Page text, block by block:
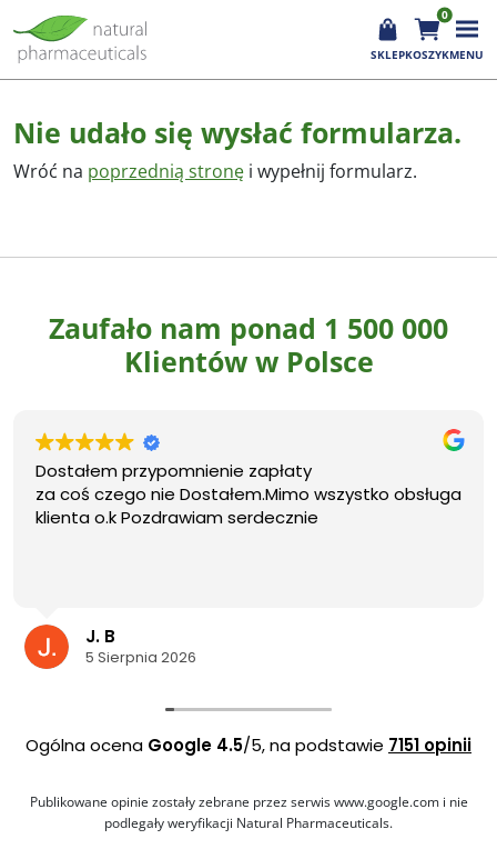
SKLEP
0
KOSZYKMENU
Nie udało się wysłać formularza.
Wróć na poprzednią stronę i wypełnij formularz.
Zaufało nam ponad 1 500 000
Klientów w Polsce
Dostałem przypomnienie zapłaty
za coś czego nie Dostałem.Mimo wszystko obsługa
klienta o.k Pozdrawiam serdecznie
J. B
5 Sierpnia 2026
Ogólna ocena Google 4.5/5,na podstawie 7151 opinii
Publikowane opinie zostały zebrane przez serwis www.google.com i nie
podlegały weryfikacji Natural Pharmaceuticals.